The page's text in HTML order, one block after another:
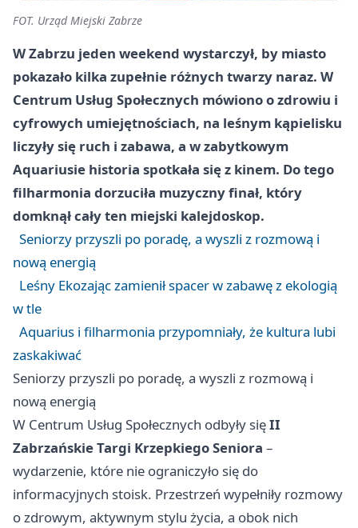
FOT. Urząd Miejski Zabrze
W Zabrzu jeden weekend wystarczył, by miasto
pokazało kilka zupełnie różnych twarzy naraz. W
Centrum Usług Społecznych mówiono o zdrowiu i
cyfrowych umiejętnościach, na leśnym kąpielisku
liczyły się ruch i zabawa, a w zabytkowym
Aquariusie historia spotkała się z kinem. Do tego
filharmonia dorzuciła muzyczny finał, który
domknął cały ten miejski kalejdoskop.
Seniorzy przyszli po poradę, a wyszli z rozmową i
nową energią
Leśny Ekozając zamienił spacer w zabawę z ekologią
w tle
Aquarius i filharmonia przypomniały, że kultura lubi
zaskakiwać
Seniorzy przyszli po poradę, a wyszli z rozmową i
nową energią
W Centrum Usług Społecznych odbyły sięII
Zabrzańskie Targi Krzepkiego Seniora –
wydarzenie, które nie ograniczyło się do
informacyjnych stoisk. Przestrzeń wypełniły rozmowy
o zdrowym, aktywnym stylu życia, a obok nich